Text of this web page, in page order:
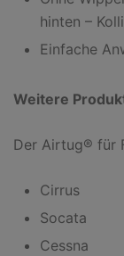
hinten –
Einfache
Weitere
Der Airtug® für
Cirrus
Socata
Cessna